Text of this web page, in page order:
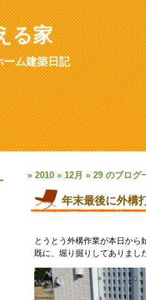
る家
ーム建築日記
» 2010 » 12月 » 29 のブログ
年末最後に外構
とうとう外構作業が本日から
既に、堀り掘りしてありまし